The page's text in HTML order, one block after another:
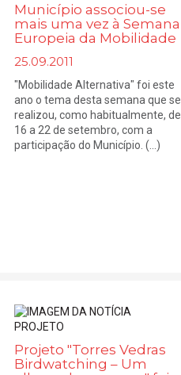
Município associou-se
mais uma vez à Semana
Europeia da Mobilidade
25.09.2011
"Mobilidade Alternativa" foi este
ano o tema desta semana que se
realizou, como habitualmente, de
16 a 22 de setembro, com a
participação do Município. (...)
Projeto "Torres Vedras
Birdwatching – Um